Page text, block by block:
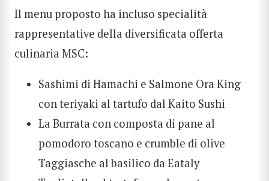
Il menu proposto ha incluso specialità
rappresentative della diversificata offerta
culinaria MSC:
Sashimi di Hamachi e Salmone Ora King
con teriyaki al tartufo dal Kaito Sushi
La Burrata con composta di pane al
pomodoro toscano e crumble di olive
Taggiasche al basilico da Eataly